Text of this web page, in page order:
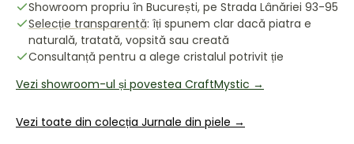
Showroom propriu în București, pe Strada Lânăriei 93-95
Selecție transparentă: îți spunem clar dacă piatra e
naturală, tratată, vopsită sau creată
Consultanță pentru a alege cristalul potrivit ție
Vezi showroom-ul și povestea CraftMystic →
Vezi toate din colecția Jurnale din piele →